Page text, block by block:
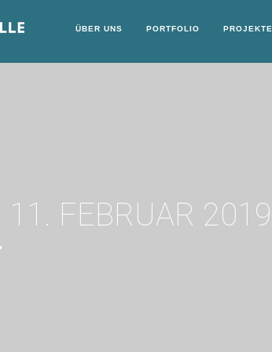
ÜBER UNS PORTFOLIO PROJEKTE
11. FEBRUAR 2019